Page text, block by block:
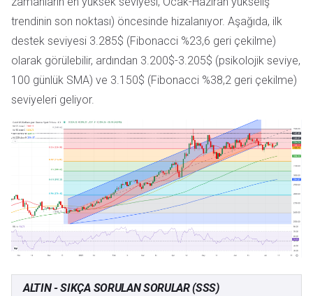
trendinin son noktası) öncesinde hizalanıyor. Aşağıda, ilk
destek seviyesi 3.285$ (Fibonacci %23,6 geri çekilme)
olarak görülebilir, ardından 3.200$-3.205$ (psikolojik seviye,
100 günlük SMA) ve 3.150$ (Fibonacci %38,2 geri çekilme)
seviyeleri geliyor.
ALTIN - SIKÇA SORULAN SORULAR (SSS)